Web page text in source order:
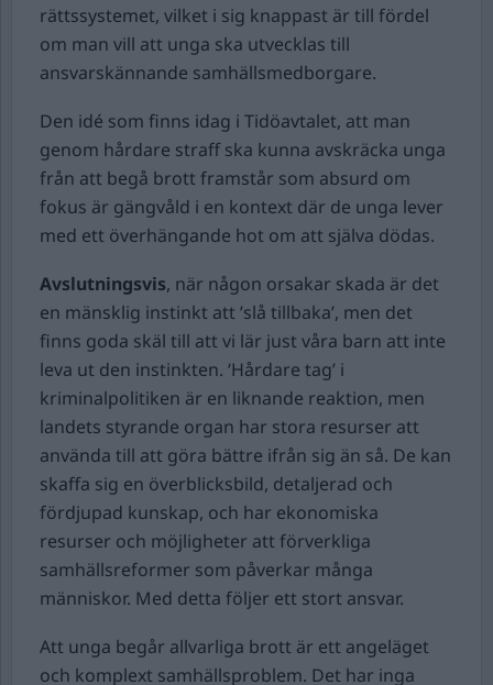
rättssystemet, vilket i sig knappast är till fördel
om man vill att unga ska utvecklas till
ansvarskännande samhällsmedborgare.
Den idé som finns idag i Tidöavtalet, att man
genom hårdare straff ska kunna avskräcka unga
från att begå brott framstår som absurd om
fokus är gängvåld i en kontext där de unga lever
med ett överhängande hot om att själva dödas.
Avslutningsvis, när någon orsakar skada är det
en mänsklig instinkt att ’slå tillbaka’, men det
finns goda skäl till att vi lär just våra barn att inte
leva ut den instinkten. ‘Hårdare tag’ i
kriminalpolitiken är en liknande reaktion, men
landets styrande organ har stora resurser att
använda till att göra bättre ifrån sig än så. De kan
skaffa sig en överblicksbild, detaljerad och
fördjupad kunskap, och har ekonomiska
resurser och möjligheter att förverkliga
samhällsreformer som påverkar många
människor. Med detta följer ett stort ansvar.
Att unga begår allvarliga brott är ett angeläget
och komplext samhällsproblem. Det har inga